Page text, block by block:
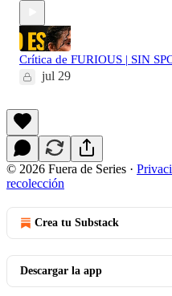
Crítica de FURIOUS | SIN
jul 29
© 2026 Fuera de Series ·
recolección
Crea tu Substack
Descargar la app